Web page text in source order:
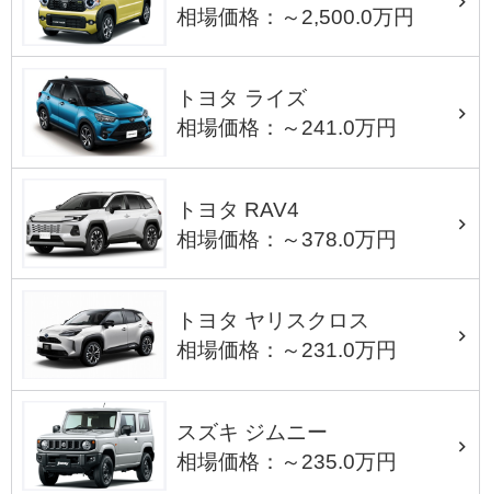
相場価格：～2,500.0万円
トヨタ ライズ
相場価格：～241.0万円
トヨタ RAV4
相場価格：～378.0万円
トヨタ ヤリスクロス
相場価格：～231.0万円
スズキ ジムニー
相場価格：～235.0万円